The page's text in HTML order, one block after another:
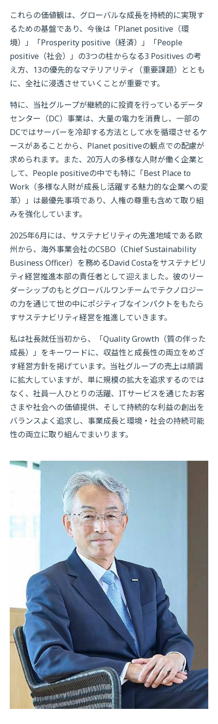
これらの価値観は、グローバルな成長を持続的に実現す
るための基盤であり、今後は「Planet positive（環
境）」「Prosperity positive（経済）」「People
positive（社会）」の3つの柱からなる3 Positives の考
え方、13の優先的なマテリアリティ（重要課題）ととも
に、全社に浸透させていくことが重要です。
特に、当社グループが継続的に投資を行っているデータ
センター（DC）事業は、大量の電力を消費し、一部の
DCではサーバーを冷却する方法として水を循環させるケ
ースがあることから、Planet positiveの観点での配慮が
求められます。また、20万人の多様な人財が働く企業と
して、People positiveの中でも特に「Best Place to
Work（多様な人財が成長し活躍する魅力的な企業への変
革）」は最優先事項であり、人権の尊重も含めて取り組
みを強化しています。
2025年6月には、サステナビリティの先進地域である欧
州から、海外事業会社のCSBO（Chief Sustainability
Business Officer）を務めるDavid Costaをサステナビリ
ティ経営推進本部の責任者として迎えました。彼のリー
ダーシップのもとグローバルワンチームでテクノロジー
の力を通じて世の中にポジティブなインパクトをもたら
すサステナビリティ経営を推進していきます。
私は社長就任当初から、「Quality Growth（質の伴った
成長）」をキーワードに、収益性と成長性の両立をめざ
す経営方針を掲げています。当社グループの売上は順調
に拡大していますが、単に規模の拡大を追求するのでは
なく、社員一人ひとりの活躍、ITサービスを通じたお客
さまや社会への価値提供、そして持続的な利益の創出を
バランスよく追求し、事業成長と環境・社会の持続可能
性の両立に取り組んでまいります。